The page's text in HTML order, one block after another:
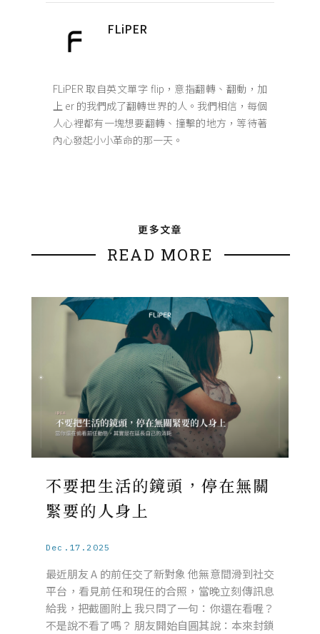
FLiPER
FLiPER 取自英文單字 flip，意指翻轉、翻動，加
上 er 的我們成了翻轉世界的人。我們相信，每個
人心裡都有一塊想要翻轉、撞擊的地方，等待著
內心發起小小革命的那一天。
更多文章
READ MORE
不要把生活的鏡頭，停在無關
緊要的人身上
Dec.17.2025
最近朋友 A 的前任交了新對象 他無意間滑到社交
平台，看見前任和現任的合照，當晚立刻傳訊息
給我，把截圖附上 我只問了一句：你還在看喔？
不是說不看了嗎？ 朋友開始自圓其說：本來封鎖